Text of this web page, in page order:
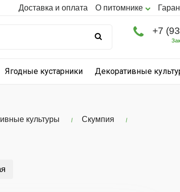
Доставка и оплата О питомнике
+7
Ягодные кустарники Декоративные
культуры Скумпия